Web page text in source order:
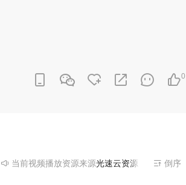
0
当前视频播放资源来源光速云资源- 提供为您免费
倒序